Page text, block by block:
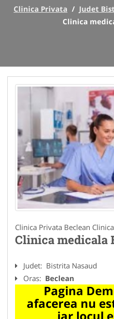
Clinica Privata / Judet
Clinica
Clinica Privata Beclean
Clinica medicala
Judet: Bistrita Nasaud
Oras: Beclean
Pagina
afacerea nu
iar locul